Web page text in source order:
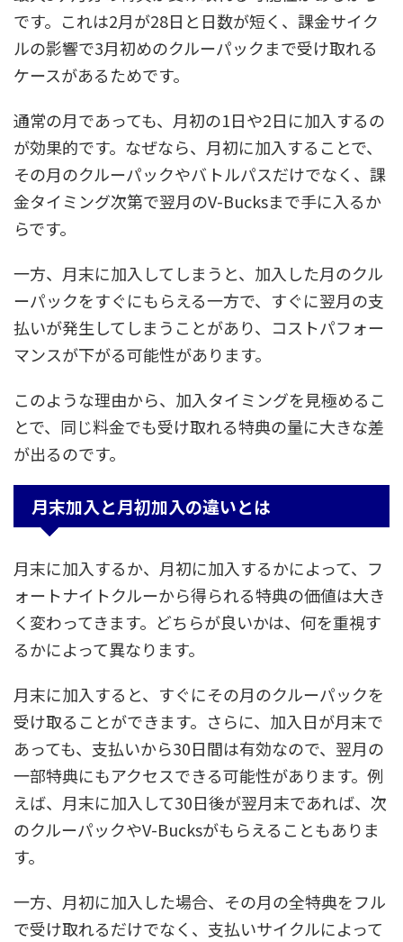
です。これは2月が28日と日数が短く、課金サイク
ルの影響で3月初めのクルーパックまで受け取れる
ケースがあるためです。
通常の月であっても、月初の1日や2日に加入するの
が効果的です。なぜなら、月初に加入することで、
その月のクルーパックやバトルパスだけでなく、課
金タイミング次第で翌月のV-Bucksまで手に入るか
らです。
一方、月末に加入してしまうと、加入した月のクル
ーパックをすぐにもらえる一方で、すぐに翌月の支
払いが発生してしまうことがあり、コストパフォー
マンスが下がる可能性があります。
このような理由から、加入タイミングを見極めるこ
とで、同じ料金でも受け取れる特典の量に大きな差
が出るのです。
月末加入と月初加入の違いとは
月末に加入するか、月初に加入するかによって、フ
ォートナイトクルーから得られる特典の価値は大き
く変わってきます。どちらが良いかは、何を重視す
るかによって異なります。
月末に加入すると、すぐにその月のクルーパックを
受け取ることができます。さらに、加入日が月末で
あっても、支払いから30日間は有効なので、翌月の
一部特典にもアクセスできる可能性があります。例
えば、月末に加入して30日後が翌月末であれば、次
のクルーパックやV-Bucksがもらえることもありま
す。
一方、月初に加入した場合、その月の全特典をフル
で受け取れるだけでなく、支払いサイクルによって